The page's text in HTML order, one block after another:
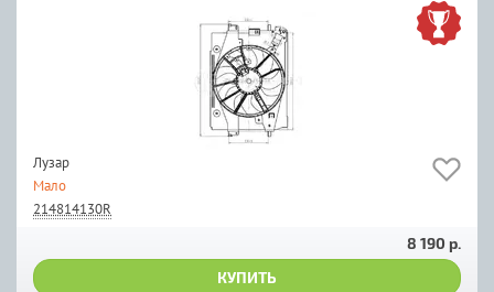
Лузар
Мало
214814130R
8 190 р.
КУПИТЬ